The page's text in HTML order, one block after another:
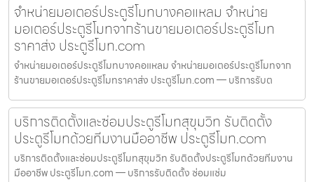
จำหน่ายมอเตอร์ประตูรีโมทบางคอแหลม จำหน่าย
มอเตอร์ประตูรีโมทจากร้านขายมอเตอร์ประตูรีโมท
ราคาส่ง ประตูรีโมท.com
จำหน่ายมอเตอร์ประตูรีโมทบางคอแหลม จำหน่ายมอเตอร์ประตูรีโมทจาก
ร้านขายมอเตอร์ประตูรีโมทราคาส่ง ประตูรีโมท.com — บริการรับต
บริการติดตั้งและซ่อมประตูรีโมทสุขุมวิท รับติดตั้ง
ประตูรีโมทด้วยทีมงานมืออาชีพ ประตูรีโมท.com
บริการติดตั้งและซ่อมประตูรีโมทสุขุมวิท รับติดตั้งประตูรีโมทด้วยทีมงาน
มืออาชีพ ประตูรีโมท.com — บริการรับติดตั้ง ซ่อมแซ่ม